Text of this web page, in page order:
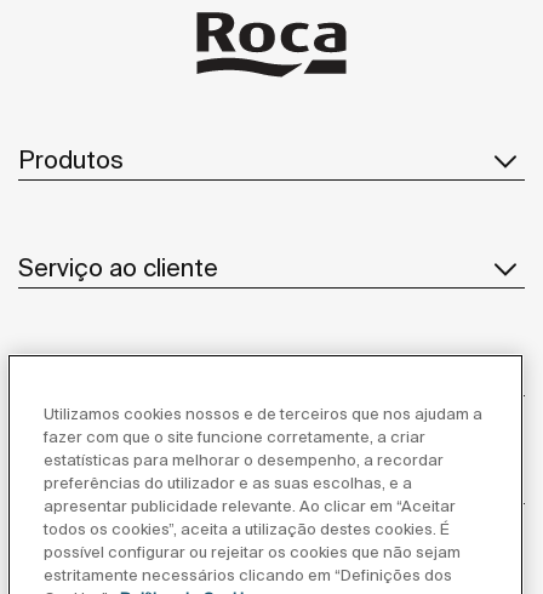
Produtos
Serviço ao cliente
Inspiração
Siga-nos
Utilizamos cookies nossos e de terceiros que nos ajudam a
fazer com que o site funcione corretamente, a criar
estatísticas para melhorar o desempenho, a recordar
preferências do utilizador e as suas escolhas, e a
apresentar publicidade relevante. Ao clicar em “Aceitar
todos os cookies”, aceita a utilização destes cookies. É
possível configurar ou rejeitar os cookies que não sejam
estritamente necessários clicando em “Definições dos